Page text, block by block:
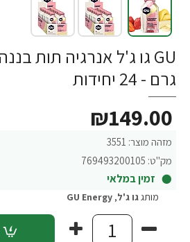
גרם - 24 יחידות
מזהה מוצר: 3551
מק"ט: 769493200105
זמין במלאי
₪149.00
מותגגו ג'ל,
GU Energy